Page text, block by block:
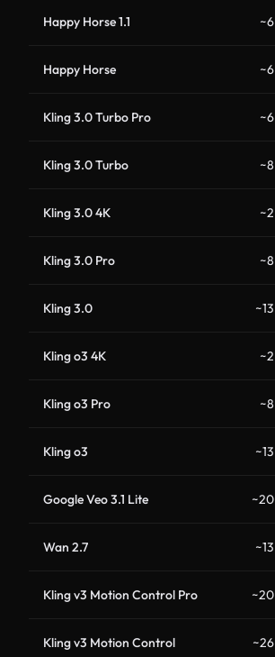
Happy Horse 1.1 ~6
Happy Horse ~6
Kling 3.0 Turbo Pro ~6
Kling 3.0 Turbo ~8
Kling 3.0 4K ~2
Kling 3.0 Pro ~8
Kling 3.0 ~13
Kling o3 4K ~2
Kling o3 Pro ~8
Kling o3 ~13
Google Veo 3.1 Lite ~20
Wan 2.7 ~13
Kling v3 Motion Control Pro ~20
Kling v3 Motion Control ~26